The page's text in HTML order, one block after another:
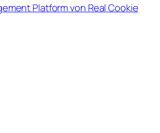
Platform von Real Cookie